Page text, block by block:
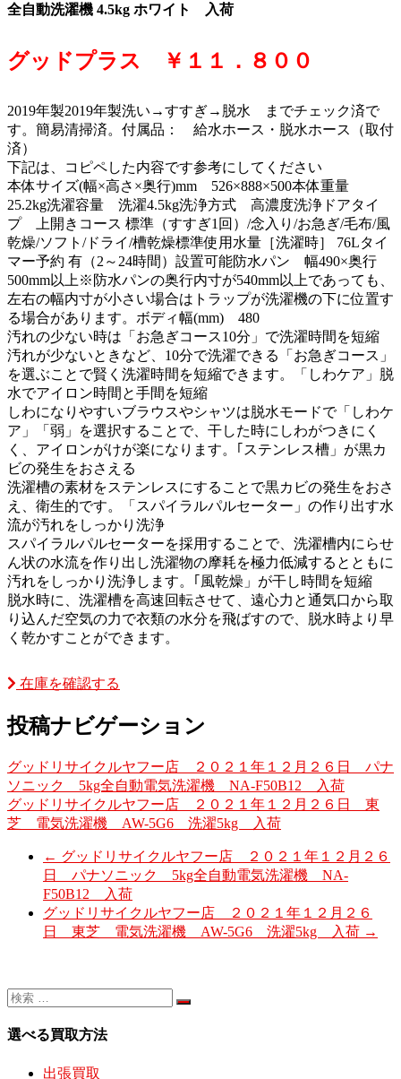
全自動洗濯機 4.5kg ホワイト 入荷
グッドプラス ￥１１．８００
2019年製2019年製洗い→すすぎ→脱水 までチェック済で
す。簡易清掃済。付属品： 給水ホース・脱水ホース（取付
済）
下記は、コピペした内容です参考にしてください
本体サイズ(幅×高さ×奥行)mm 526×888×500本体重量
25.2kg洗濯容量 洗濯4.5kg洗浄方式 高濃度洗浄ドアタイ
プ 上開きコース 標準（すすぎ1回）/念入り/お急ぎ/毛布/風
乾燥/ソフト/ドライ/槽乾燥標準使用水量［洗濯時］ 76Lタイ
マー予約 有（2～24時間）設置可能防水パン 幅490×奥行
500mm以上※防水パンの奥行内寸が540mm以上であっても、
左右の幅内寸が小さい場合はトラップが洗濯機の下に位置す
る場合があります。ボディ幅(mm) 480
汚れの少ない時は「お急ぎコース10分」で洗濯時間を短縮
汚れが少ないときなど、10分で洗濯できる「お急ぎコース」
を選ぶことで賢く洗濯時間を短縮できます。「しわケア」脱
水でアイロン時間と手間を短縮
しわになりやすいブラウスやシャツは脱水モードで「しわケ
ア」「弱」を選択することで、干した時にしわがつきにく
く、アイロンがけが楽になります。｢ステンレス槽」が黒カ
ビの発生をおさえる
洗濯槽の素材をステンレスにすることで黒カビの発生をおさ
え、衛生的です。「スパイラルパルセーター」の作り出す水
流が汚れをしっかり洗浄
スパイラルパルセーターを採用することで、洗濯槽内にらせ
ん状の水流を作り出し洗濯物の摩耗を極力低減するとともに
汚れをしっかり洗浄します。｢風乾燥」が干し時間を短縮
脱水時に、洗濯槽を高速回転させて、遠心力と通気口から取
り込んだ空気の力で衣類の水分を飛ばすので、脱水時より早
く乾かすことができます。
在庫を確認する
投稿ナビゲーション
グッドリサイクルヤフー店 ２０２１年１２月２６日 パナ
ソニック 5kg全自動電気洗濯機 NA-F50B12 入荷
グッドリサイクルヤフー店 ２０２１年１２月２６日 東
芝 電気洗濯機 AW-5G6 洗濯5kg 入荷
← グッドリサイクルヤフー店 ２０２１年１２月２６
日 パナソニック 5kg全自動電気洗濯機 NA-
F50B12 入荷
グッドリサイクルヤフー店 ２０２１年１２月２６
日 東芝 電気洗濯機 AW-5G6 洗濯5kg 入荷 →
選べる買取方法
出張買取